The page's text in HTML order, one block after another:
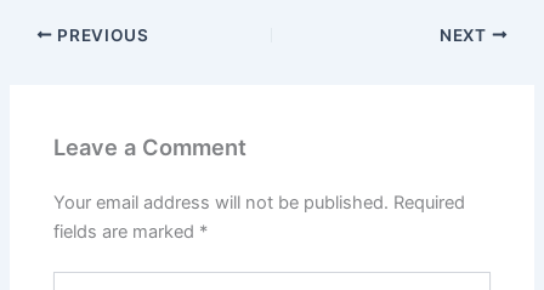
PREVIOUS NEXT
Leave a Comment
Your email address will not be published. Required
fields are marked *